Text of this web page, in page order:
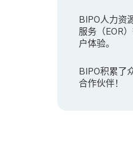
BIPO人力资
服务（EOR
户体验。
BIPO积累了
合作伙伴！